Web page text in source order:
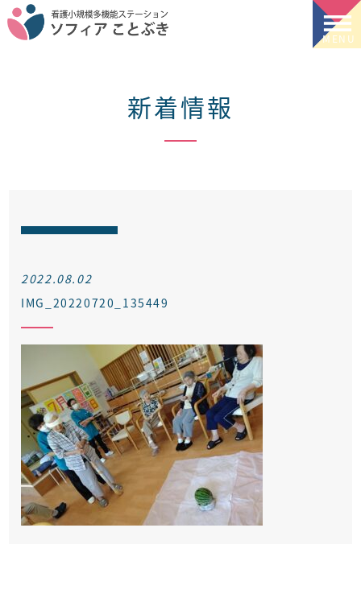
新着情報
2022.08.02
IMG_20220720_135449